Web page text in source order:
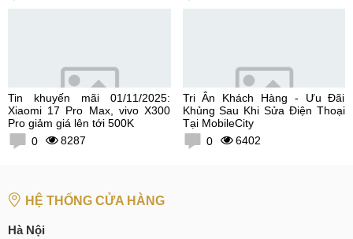
Tin khuyến mãi 01/11/2025:
Xiaomi 17 Pro Max, vivo X300
Pro giảm giá lên tới 500K
0
8287
Tri Ân Khách Hàng - Ưu Đãi
Khủng Sau Khi Sửa Điện Thoại
Tại MobileCity
0
6402
HỆ THỐNG CỬA HÀNG
Hà Nội